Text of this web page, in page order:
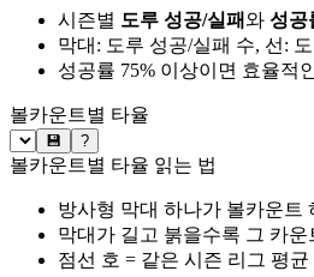
시즌별 도루 성공/실패와 성공
막대: 도루 성공/실패 수, 선:
성공률 75% 이상이면 효율적
볼카운트별 타율
💾 ?
볼카운트별 타율 읽는 법
방사형 막대 하나가 볼카운트
막대가 길고 붉을수록 그 카
점선 호 = 같은 시즌 리그 평균